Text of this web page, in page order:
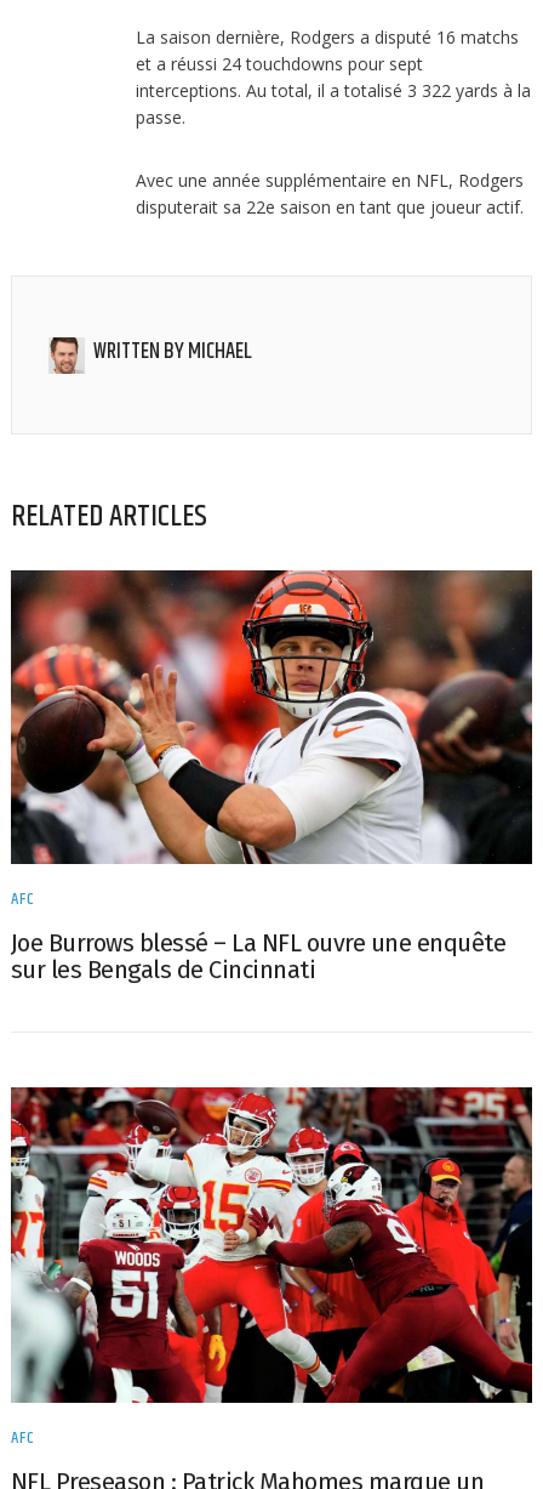
La saison dernière, Rodgers a disputé 16 matchs
et a réussi 24 touchdowns pour sept
interceptions. Au total, il a totalisé 3 322 yards à la
passe.
Avec une année supplémentaire en NFL, Rodgers
disputerait sa 22e saison en tant que joueur actif.
WRITTEN BYMICHAEL
RELATED ARTICLES
AFC
Joe Burrows blessé – La NFL ouvre une enquête
sur les Bengals de Cincinnati
AFC
NFL Preseason : Patrick Mahomes marque un